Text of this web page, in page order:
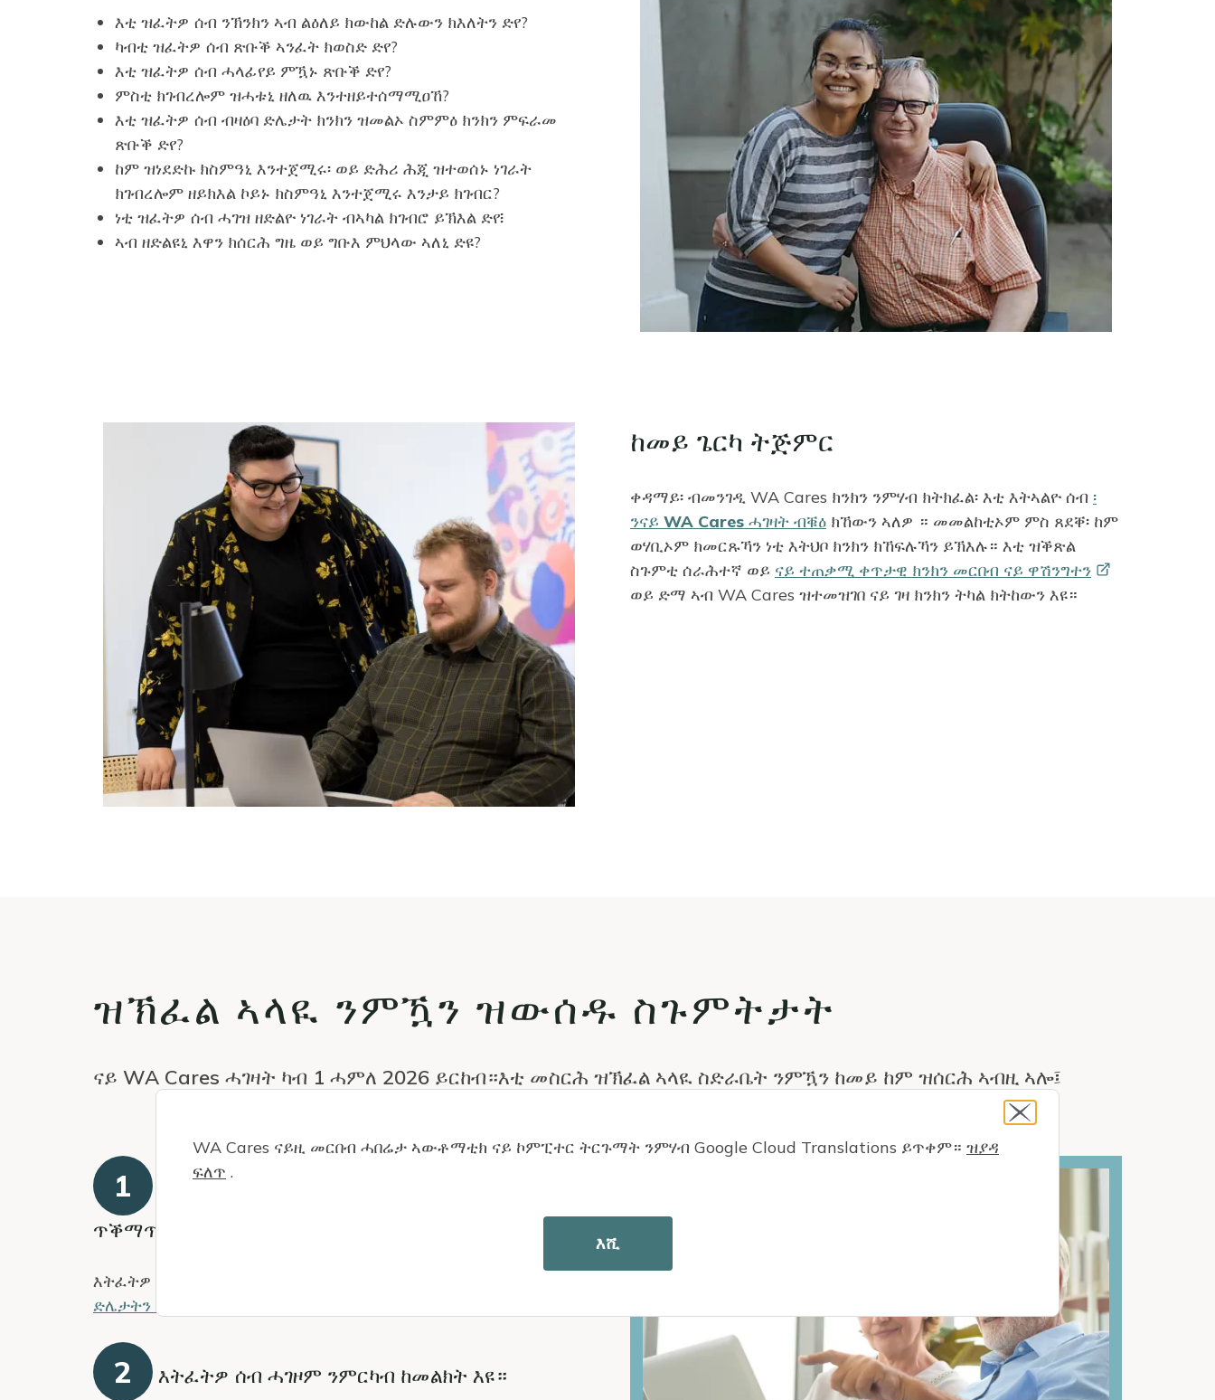
እቲ ዝፈትዎ ሰብ ንኽንክን ኣብ ልዕለይ ክውከል ድሉውን ክእለትን ድየ?
ካብቲ ዝፈትዎ ሰብ ጽቡቕ ኣንፈት ክወስድ ድየ?
እቲ ዝፈትዎ ሰብ ሓላፊየይ ምዃኑ ጽቡቕ ድየ?
ምስቲ ክገብረሎም ዝሓቱኒ ዘለዉ እንተዘይተሰማሚዐኸ?
እቲ ዝፈትዎ ሰብ ብዛዕባ ድሌታት ክንክን ዝመልኦ ስምምዕ ክንክን ምፍራመ
ጽቡቕ ድየ?
ከም ዝነደድኩ ክስምዓኒ እንተጀሚሩ፡ ወይ ድሕሪ ሕጂ ዝተወሰኑ ነገራት
ክገብረሎም ዘይክእል ኮይኑ ክስምዓኒ እንተጀሚሩ እንታይ ክገብር?
ነቲ ዝፈትዎ ሰብ ሓገዝ ዘድልዮ ነገራት ብኣካል ክገብሮ ይኽእል ድየ፧
ኣብ ዘድልዩኒ እዋን ክሰርሕ ግዜ ወይ ግቡእ ምህላው ኣለኒ ድዩ?
ከመይ ጌርካ ትጅምር
ቀዳማይ፡ ብመንገዲ WA Cares ክንክን ንምሃብ ክትክፈል፡ እቲ እትኣልዮ ሰብ ፡
ንናይ WA Cares ሓገዛት ብቑዕ ክኸውን ኣለዎ ። መመልከቲኦም ምስ ጸደቐ፡ ከም
ወሃቢኦም ክመርጹኻን ነቲ እትህቦ ክንክን ክኸፍሉኻን ይኽእሉ። እቲ ዝቕጽል
ስጉምቲ ሰራሕተኛ ወይ ናይ ተጠቃሚ ቀጥታዊ ክንክን መርበብ ናይ ዋሽንግተን
ወይ ድማ ኣብ WA Cares ዝተመዝገበ ናይ ገዛ ክንክን ትካል ክትከውን እዩ።
ዝኽፈል ኣላዪ ንምዃን ዝውሰዱ ስጉምትታት
ናይ WA Cares ሓገዛት ካብ 1 ሓምለ 2026 ይርከብ።እቲ መስርሕ ዝኽፈል ኣላዪ ስድራቤት ንምዃን ከመይ ከም ዝሰርሕ ኣብዚ ኣሎ፤
1
ጥቕማጥቕሚ ክጥቀመሉ ብቑዕ እንተኾይኑ ንምርኣይ መርምሩ
እትፈትዎ ሰብ ነዚ ጥቕሚ ንምጥቃም ናይ WA Cares
ድሌታትን ረቛሒታት
2 እትፈትዎ ሰብ ሓገዞም ንምርካብ ከመልክት እዩ።
WA Cares ናይዚ መርበብ ሓበሬታ ኣውቶማቲክ ናይ ኮምፒተር ትርጉማት ንምሃብ Google Cloud Translations ይጥቀም። ዝያዳ
ፍለጥ .
እሺ